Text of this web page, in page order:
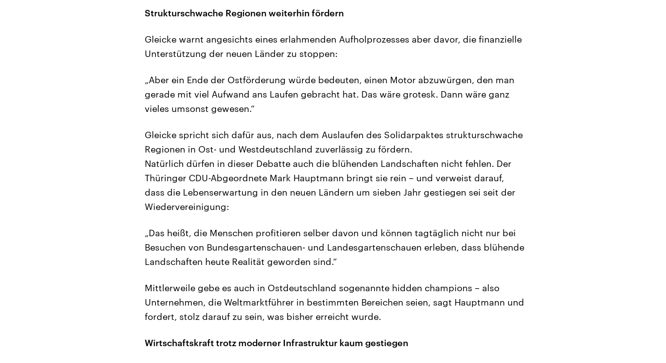
Strukturschwache Regionen weiterhin fördern
Gleicke warnt angesichts eines erlahmenden Aufholprozesses aber davor, die finanzielle
Unterstützung der neuen Länder zu stoppen:
„Aber ein Ende der Ostförderung würde bedeuten, einen Motor abzuwürgen, den man
gerade mit viel Aufwand ans Laufen gebracht hat. Das wäre grotesk. Dann wäre ganz
vieles umsonst gewesen.“
Gleicke spricht sich dafür aus, nach dem Auslaufen des Solidarpaktes strukturschwache
Regionen in Ost- und Westdeutschland zuverlässig zu fördern.
Natürlich dürfen in dieser Debatte auch die blühenden Landschaften nicht fehlen. Der
Thüringer CDU-Abgeordnete Mark Hauptmann bringt sie rein – und verweist darauf,
dass die Lebenserwartung in den neuen Ländern um sieben Jahr gestiegen sei seit der
Wiedervereinigung:
„Das heißt, die Menschen profitieren selber davon und können tagtäglich nicht nur bei
Besuchen von Bundesgartenschauen- und Landesgartenschauen erleben, dass blühende
Landschaften heute Realität geworden sind.“
Mittlerweile gebe es auch in Ostdeutschland sogenannte hidden champions – also
Unternehmen, die Weltmarktführer in bestimmten Bereichen seien, sagt Hauptmann und
fordert, stolz darauf zu sein, was bisher erreicht wurde.
Wirtschaftskraft trotz moderner Infrastruktur kaum gestiegen